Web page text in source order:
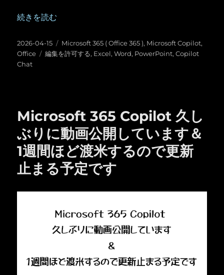
“Word ／ Excel ／ PowerPoint の Copilot Chat のUIが微
続きを読む
投
稿
日:
2026-04-15
カ
テ
Microsoft 365 ( Office 365 ), Microsoft Copilot,
Office
タ
編集を許可する, Excel,Word, PowerPoint,Copilot
Chat
Microsoft 365 Copilot 久し
ぶりに動画公開しています＆
1週間ほど渡米するので更新
止まる予定です